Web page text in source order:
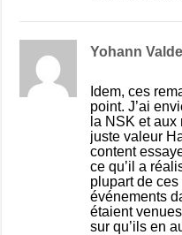
Yohann
Idem, ces
point. J’ai
la NSK et
juste valeur
content
ce qu’il a
plupart de
événements
étaient
sur qu’ils en